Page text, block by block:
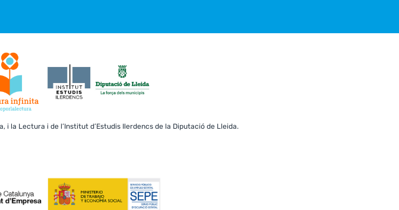
la Lectura i de l’Institut d’Estudis Ilerdencs de la Diputació de Lleida.